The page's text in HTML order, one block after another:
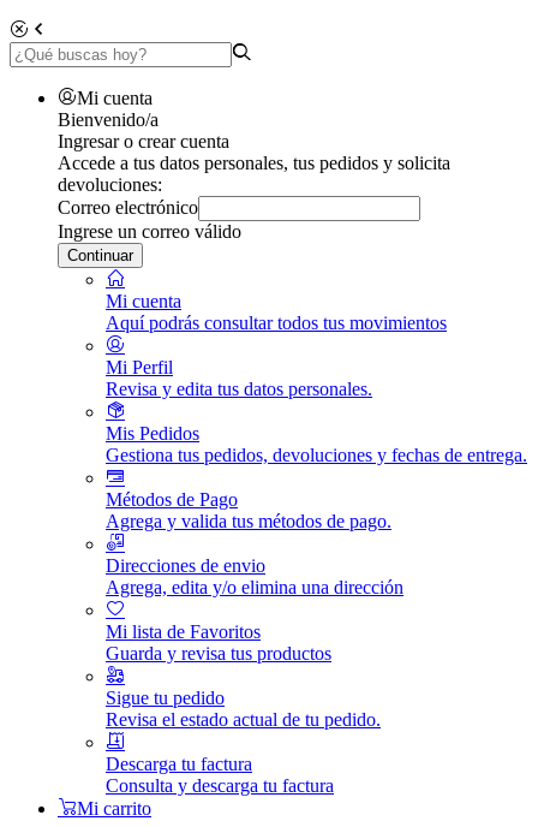
Mi cuenta
Bienvenido/a
Ingresar o crear cuenta
Accede a tus datos personales, tus pedidos y solicita
devoluciones:
Correo electrónico
Ingrese un correo válido
Continuar
Mi cuenta
Aquí podrás consultar todos tus movimientos
Mi Perfil
Revisa y edita tus datos personales.
Mis Pedidos
Gestiona tus pedidos, devoluciones y fechas de entrega.
Métodos de Pago
Agrega y valida tus métodos de pago.
Direcciones de envio
Agrega, edita y/o elimina una dirección
Mi lista de Favoritos
Guarda y revisa tus productos
Sigue tu pedido
Revisa el estado actual de tu pedido.
Descarga tu factura
Consulta y descarga tu factura
Mi carrito